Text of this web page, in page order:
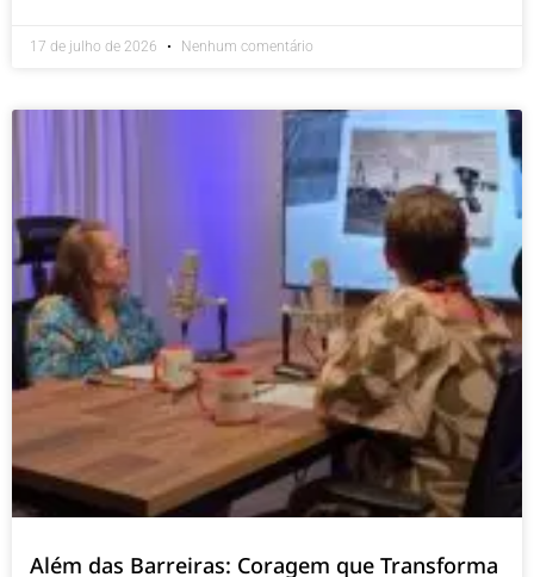
17 de julho de 2026 Nenhum comentário
Além das Barreiras: Coragem que Transforma